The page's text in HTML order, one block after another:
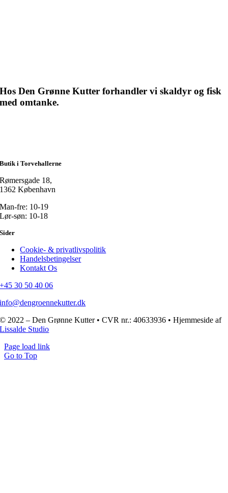
Hos Den Grønne Kutter forhandler vi skaldyr og fisk
med omtanke.
Butik i Torvehallerne
Rømersgade 18,
1362 København
Man-fre: 10-19
Lør-søn: 10-18
Sider
Cookie- & privatlivspolitik
Handelsbetingelser
Kontakt Os
+45 30 50 40 06
info@dengroennekutter.dk
© 2022 – Den Grønne Kutter • CVR nr.: 40633936 • Hjemmeside af
Lissalde Studio
Page load link
Go to Top